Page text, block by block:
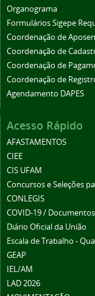
Organograma
Formulários Sigepe
Coordenação de
Coordenação de
Coordenação de
Coordenação de
Agendamento DAPES
Acesso Rápido
AFASTAMENTOS
CIEE
CIS UFAM
Concursos e Seleções
CONLEGIS
COVID-19 /
Diário Oficial da União
Escala de Trabalho -
GEAP
IEL/AM
LAD 2026